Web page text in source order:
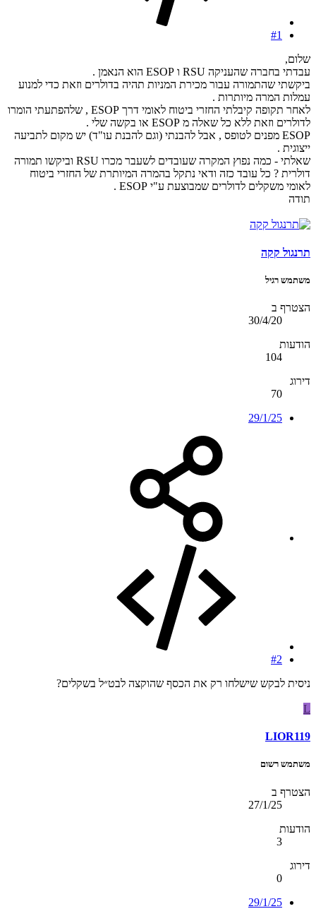
#1
שלום,
עבדתי בחברה שהעניקה RSU ו ESOP הוא הנאמן .
ביקשתי שהתמורה עבור מכירת המניות תהיה בדולרים וזאת כדי למנוע
עמלות המרה מיותרות .
לאחר תקופה קיבלתי החזרי ביטוח לאומי דרך ESOP , שלהפתעתי הומרו
לדולרים וזאת ללא כל שאלה מ ESOP או בקשה שלי .
ESOP מפנים לטופס , אבל להבנתי (וגם להבנת עו"ד) יש מקום לתביעה
ייצוגית .
שאלתי - כמה נפוץ המקרה שעובדים לשעבר מכרו RSU וביקשו תמורה
דולרית ? כל עובד כזה ודאי נתקל בהמרה המיותרת של החזרי ביטוח
לאומי משקלים לדולרים שמבוצעת ע"י ESOP .
תודה
תרנגול קקה
משתמש רגיל
הצטרף ב
30/4/20
הודעות
104
דירוג
70
29/1/25
#2
ניסית לבקש שישלחו רק את הכסף שהוקצה לבט״ל בשקלים?
L
LIOR119
משתמש רשום
הצטרף ב
27/1/25
הודעות
3
דירוג
0
29/1/25